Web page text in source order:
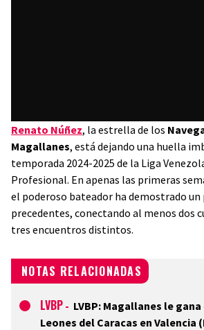
Renato Núñez, la estrella de los
Magallanes, está dejando una huella
temporada 2024-2025 de la Liga
Profesional. En apenas las primeras
el poderoso bateador ha demostrado
precedentes, conectando al menos dos
tres encuentros distintos.
NOTAS RELACIONADAS
LVBP - LVBP: Magallanes le
Leones del Caracas en Valencia